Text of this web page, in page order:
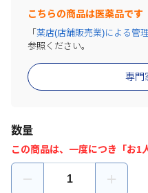
こちらの商品は医薬品です
専門
「 薬店(店舗販売業)による管
参照ください。
数量
この商品は、一度につき「お1